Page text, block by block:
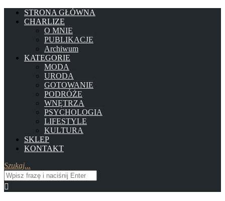
STRONA GŁÓWNA
CHARLIZE
O MNIE
PUBLIKACJE
Archiwum
KATEGORIE
MODA
URODA
GOTOWANIE
PODRÓŻE
WNĘTRZA
PSYCHOLOGIA
LIFESTYLE
KULTURA
SKLEP
KONTAKT
Szukaj...